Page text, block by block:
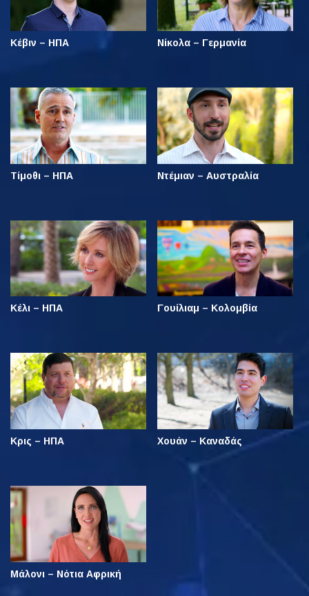
Κέβιν – ΗΠΑ Νίκολα – Γερμανία
Τίμοθι – ΗΠΑ Ντέμιαν – Αυστραλία
Κέλι – ΗΠΑ Γουίλιαμ – Κολομβία
Κρις – ΗΠΑ Χουάν – Καναδάς
Μάλονι – Νότια Αφρική